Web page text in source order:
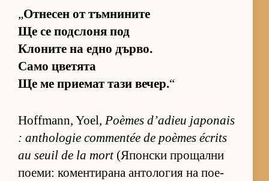
„От­не­сен от тъм­ни­ните
Ще се под­с­лоня под
Кло­ните на едно дър­во.
Само цве­тята
Ще ме при­е­мат тази ве­чер.“
Hoffmann, Yoel, Poèmes d’adieu japonais
: anthologie commentée de poèmes écrits
au seuil de la mort(Я­пон­ски про­щални
по­е­ми: ко­мен­ти­рана ан­то­ло­гия на по­е­